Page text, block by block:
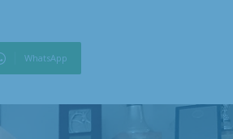
WhatsApp